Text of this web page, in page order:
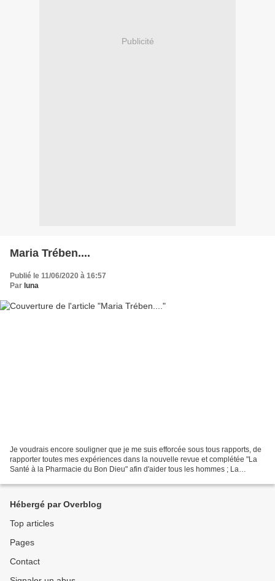
Publicité
Maria Trében....
Publié le 11/06/2020 à 16:57
Par luna
Je voudrais encore souligner que je me suis efforcée sous tous rapports, de
rapporter toutes mes expériences dans la nouvelle revue et complétée "La
Santé à la Pharmacie du Bon Dieu" afin d'aider tous les hommes ; La
Hébergé par Overblog
Top articles
Pages
Contact